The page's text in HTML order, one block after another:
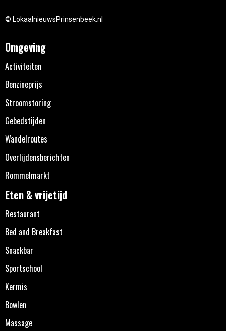
© LokaalnieuwsPrinsenbeek.nl
Omgeving
Activiteiten
Benzineprijs
Stroomstoring
Gebedstijden
Wandelroutes
Overlijdensberichten
Rommelmarkt
Eten & vrijetijd
Restaurant
Bed and Breakfast
Snackbar
Sportschool
Kermis
Bowlen
Massage